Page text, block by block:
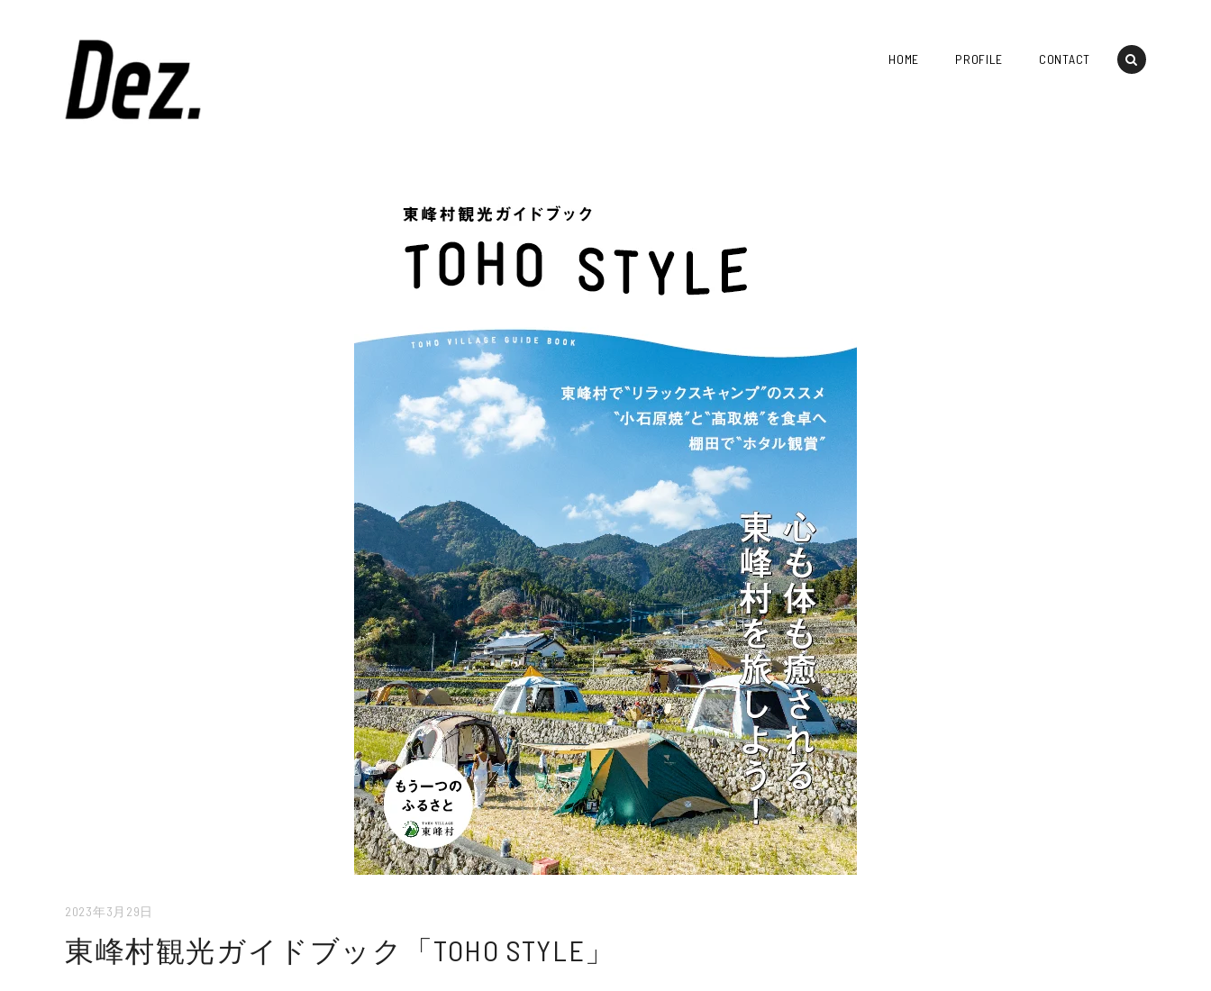
DEZ
デ
ザ
イ
ン
事
HOME PROFILE CONTACT
2023年3月29日
東峰村観光ガイドブック「TOHO STYLE」